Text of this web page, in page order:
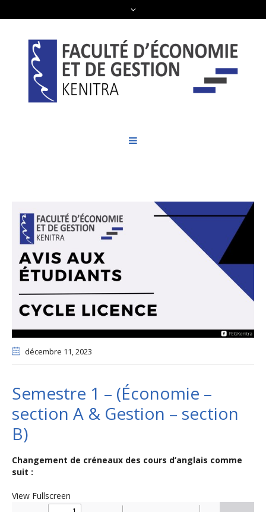
décembre 11, 2023
Semestre 1 – (Économie –
section A & Gestion – section
B)
Changement de créneaux des cours d’anglais comme
suit :
View Fullscreen